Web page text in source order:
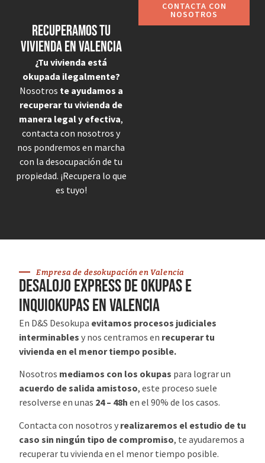
Recuperamos tu
vivienda en Valencia
¿Tu vivienda está
okupada ilegalmente?
Nosotros te ayudamos a
recuperar tu vivienda de
manera legal y efectiva,
contacta con nosotros y
nos pondremos en marcha
con la desocupación de tu
propiedad. ¡Recupera lo que
es tuyo!
CONTACTA CON
NOSOTROS
Empresa de desokupación en Valencia
desalojo express de okupas e
inquiokupas en Valencia
En D&S Desokupa evitamos procesos judiciales
interminables y nos centramos en recuperar tu
vivienda en el menor tiempo posible.
Nosotros mediamos con los okupas para lograr un
acuerdo de salida amistoso, este proceso suele
resolverse en unas 24 – 48h en el 90% de los casos.
Contacta con nosotros y realizaremos el estudio de tu
caso sin ningún tipo de compromiso, te ayudaremos a
recuperar tu vivienda en el menor tiempo posible.